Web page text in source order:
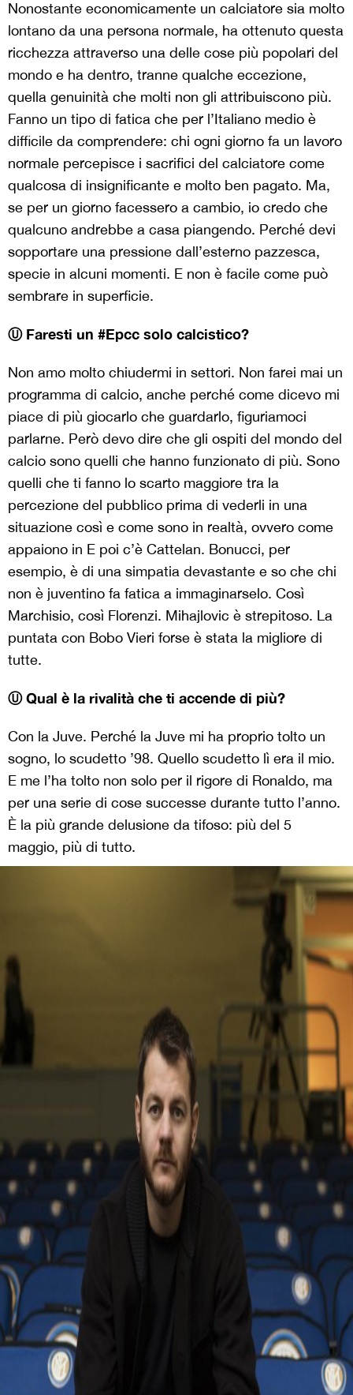
Nonostante economicamente un calciatore sia molto
lontano da una persona normale, ha ottenuto questa
ricchezza attraverso una delle cose più popolari del
mondo e ha dentro, tranne qualche eccezione,
quella genuinità che molti non gli attribuiscono più.
Fanno un tipo di fatica che per l’Italiano medio è
difficile da comprendere: chi ogni giorno fa un lavoro
normale percepisce i sacrifici del calciatore come
qualcosa di insignificante e molto ben pagato. Ma,
se per un giorno facessero a cambio, io credo che
qualcuno andrebbe a casa piangendo. Perché devi
sopportare una pressione dall’esterno pazzesca,
specie in alcuni momenti. E non è facile come può
sembrare in superficie.
Ⓤ Faresti un #Epcc solo calcistico?
Non amo molto chiudermi in settori. Non farei mai un
programma di calcio, anche perché come dicevo mi
piace di più giocarlo che guardarlo, figuriamoci
parlarne. Però devo dire che gli ospiti del mondo del
calcio sono quelli che hanno funzionato di più. Sono
quelli che ti fanno lo scarto maggiore tra la
percezione del pubblico prima di vederli in una
situazione così e come sono in realtà, ovvero come
appaiono in E poi c’è Cattelan. Bonucci, per
esempio, è di una simpatia devastante e so che chi
non è juventino fa fatica a immaginarselo. Così
Marchisio, così Florenzi. Mihajlovic è strepitoso. La
puntata con Bobo Vieri forse è stata la migliore di
tutte.
Ⓤ Qual è la rivalità che ti accende di più?
Con la Juve. Perché la Juve mi ha proprio tolto un
sogno, lo scudetto ’98. Quello scudetto lì era il mio.
E me l’ha tolto non solo per il rigore di Ronaldo, ma
per una serie di cose successe durante tutto l’anno.
È la più grande delusione da tifoso: più del 5
maggio, più di tutto.